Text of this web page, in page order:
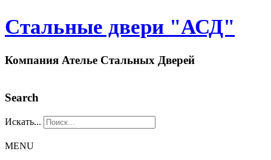
Стальные двери "АСД"
Компания Ателье Стальных Дверей
Search
Искать...
MENU